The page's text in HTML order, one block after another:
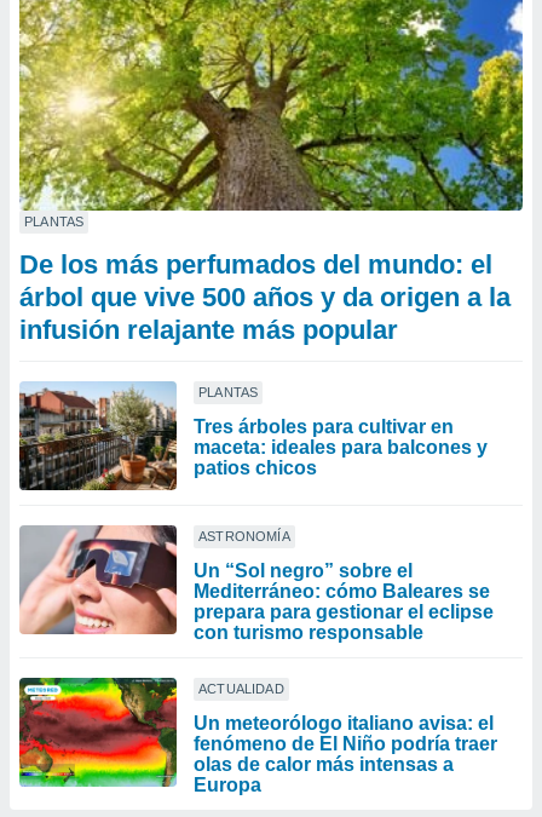
PLANTAS
De los más perfumados del mundo: el
árbol que vive 500 años y da origen a la
infusión relajante más popular
PLANTAS
Tres árboles para cultivar en
maceta: ideales para balcones y
patios chicos
ASTRONOMÍA
Un “Sol negro” sobre el
Mediterráneo: cómo Baleares se
prepara para gestionar el eclipse
con turismo responsable
ACTUALIDAD
Un meteorólogo italiano avisa: el
fenómeno de El Niño podría traer
olas de calor más intensas a
Europa